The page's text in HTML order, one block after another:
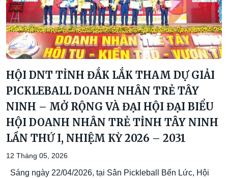
HỘI DNT TỈNH ĐẮK LẮK THAM DỰ GIẢI
PICKLEBALL DOANH NHÂN TRẺ TÂY
NINH – MỞ RỘNG VÀ ĐẠI HỘI ĐẠI BIỂU
HỘI DOANH NHÂN TRẺ TỈNH TÂY NINH
LẦN THỨ I, NHIỆM KỲ 2026 – 2031
12 Tháng 05, 2026
Sáng ngày 22/04/2026, tại Sân Pickleball Bến Lức, Hội